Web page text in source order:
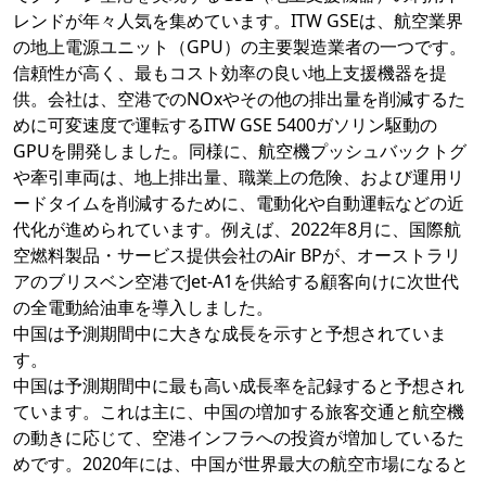
レンドが年々人気を集めています。ITW GSEは、航空業界
の地上電源ユニット（GPU）の主要製造業者の一つです。
信頼性が高く、最もコスト効率の良い地上支援機器を提
供。会社は、空港でのNOxやその他の排出量を削減するた
めに可変速度で運転するITW GSE 5400ガソリン駆動の
GPUを開発しました。同様に、航空機プッシュバックトグ
や牽引車両は、地上排出量、職業上の危険、および運用リ
ードタイムを削減するために、電動化や自動運転などの近
代化が進められています。例えば、2022年8月に、国際航
空燃料製品・サービス提供会社のAir BPが、オーストラリ
アのブリスベン空港でJet-A1を供給する顧客向けに次世代
の全電動給油車を導入しました。
中国は予測期間中に大きな成長を示すと予想されていま
す。
中国は予測期間中に最も高い成長率を記録すると予想され
ています。これは主に、中国の増加する旅客交通と航空機
の動きに応じて、空港インフラへの投資が増加しているた
めです。2020年には、中国が世界最大の航空市場になると